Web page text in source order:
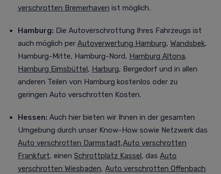
verschrotten Bremerhaven ist möglich.
Hamburg: Die Autoverschrottung Ihres Fahrzeugs ist
auch möglich per Autoverwertung Hamburg, Wandsbek,
Hamburg-Mitte, Hamburg-Nord, Hamburg Altona,
Hamburg Eimsbüttel, Harburg, Bergedorf und in allen
anderen Teilen von Hamburg kostenlos oder zu
geringen Auto verschrotten Kosten.
Hessen: Auch hier bieten wir Ihnen in der gesamten
Umgebung durch unser Know-How sowie Netzwerk das
Auto verschrotten Darmstadt,Auto verschrotten
Frankfurt, einen Schrottplatz Kassel, das Auto
verschrotten Wiesbaden, Auto verschrotten Offenbach